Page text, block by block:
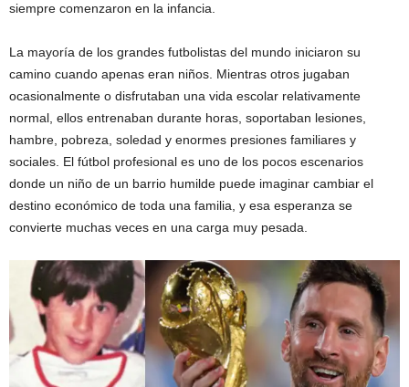
siempre comenzaron en la infancia.
La mayoría de los grandes futbolistas del mundo iniciaron su
camino cuando apenas eran niños. Mientras otros jugaban
ocasionalmente o disfrutaban una vida escolar relativamente
normal, ellos entrenaban durante horas, soportaban lesiones,
hambre, pobreza, soledad y enormes presiones familiares y
sociales. El fútbol profesional es uno de los pocos escenarios
donde un niño de un barrio humilde puede imaginar cambiar el
destino económico de toda una familia, y esa esperanza se
convierte muchas veces en una carga muy pesada.